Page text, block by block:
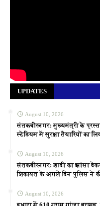
UPDATES
August 10, 2026
संतकबीरनगर: मुख्यमंत्री के
स्टेडियम में सुरक्षा तैयारियों का
August 10, 2026
संतकबीरनगर: शादी का झांसा
शिकायत के अगले दिन पुलिस ने की
August 10, 2026